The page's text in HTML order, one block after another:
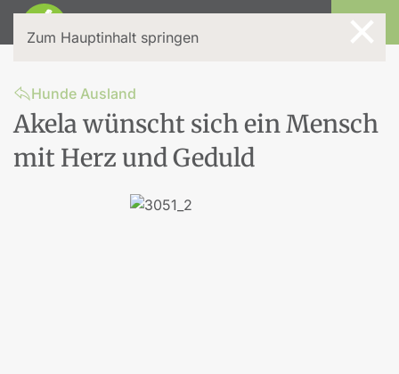
Zum Hauptinhalt springen
Hunde Ausland
Akela wünscht sich ein Mensch
mit Herz und Geduld
×